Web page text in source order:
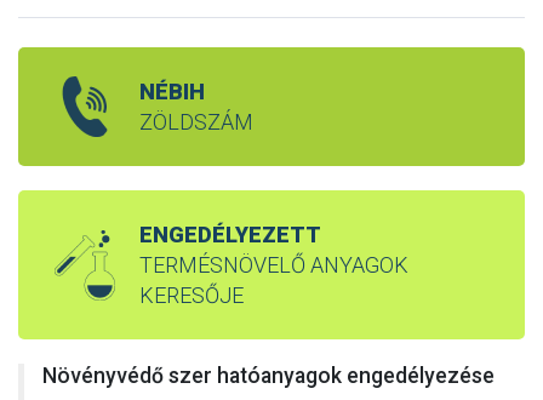
NÉBIH
ZÖLDSZÁM
ENGEDÉLYEZETT
TERMÉSNÖVELŐ ANYAGOK
KERESŐJE
Növényvédő szer hatóanyagok engedélyezése